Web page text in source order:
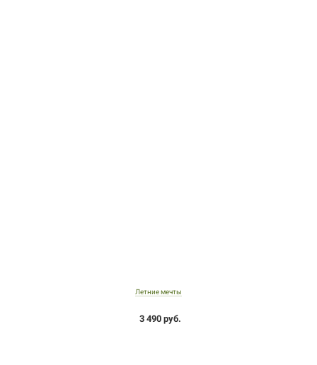
Летние мечты
3 490 руб.